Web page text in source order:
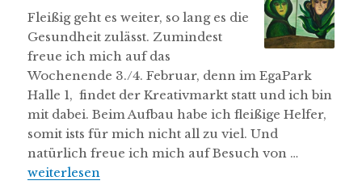
Fleißig geht es weiter, so lang es die
Gesundheit zulässt. Zumindest
freue ich mich auf das
Wochenende 3./4. Februar, denn im EgaPark
Halle 1, findet der Kreativmarkt statt und ich bin
mit dabei. Beim Aufbau habe ich fleißige Helfer,
somit ists für mich nicht all zu viel. Und
natürlich freue ich mich auf Besuch von …
Fleißig
weiterlesen